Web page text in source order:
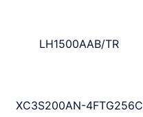
LH1500AAB/TR
XC3S200AN-4FTG256C